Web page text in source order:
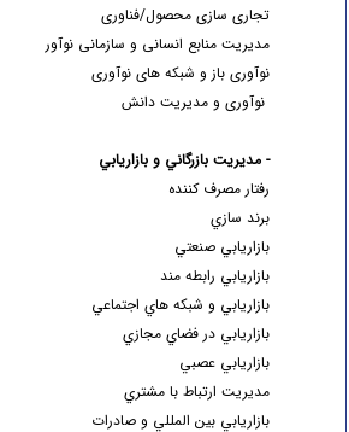
تجاری سازی محصول/فناوری
مدیریت منابع انسانی و سازمانی نوآور
نوآوری باز و شبکه های نوآوری
نوآوری و مدیریت دانش
- مديريت بازرگاني و بازاريابي
رفتار مصرف کننده
برند سازي
بازاريابي صنعتي
بازاريابي رابطه مند
بازاريابي و شبکه هاي اجتماعي
بازاريابي در فضاي مجازي
بازاريابي عصبي
مديريت ارتباط با مشتري
بازاريابي بين المللي و صادرات